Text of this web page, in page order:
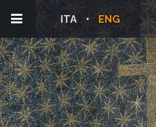
ENG
ITA